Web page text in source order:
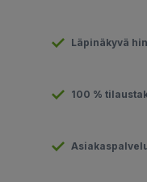
Läpinäkyvä
100 %